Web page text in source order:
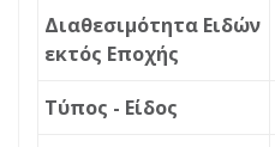
Διαθεσιμότητα Ειδών
εκτός Εποχής
Τύπος - Είδος